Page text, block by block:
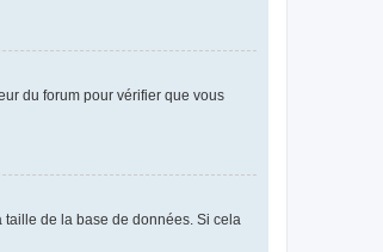
du forum pour vérifier que vous
taille de la base de données. Si cela